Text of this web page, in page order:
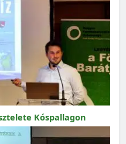
Kóspallagon